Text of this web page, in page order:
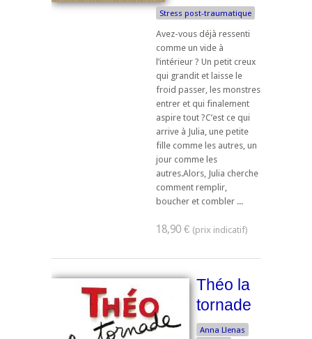
Stress post-traumatique
Avez-vous déjà ressenti
comme un vide à
l’intérieur ? Un petit creux
qui grandit et laisse le
froid passer, les monstres
entrer et qui finalement
aspire tout ?C’est ce qui
arrive à Julia, une petite
fille comme les autres, un
jour comme les
autres.Alors, Julia cherche
comment remplir,
boucher et combler ...
18,90 €
Théo la
tornade
Anna Llenas